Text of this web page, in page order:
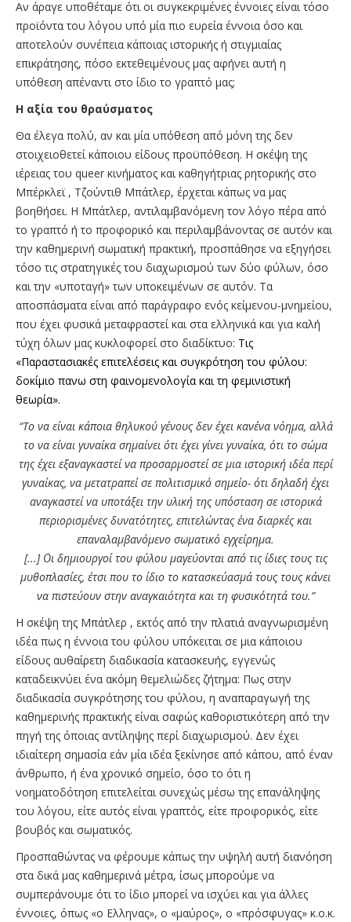
Αν άραγε υποθέταμε ότι οι συγκεκριμένες έννοιες είναι τόσο
προϊόντα του λόγου υπό μία πιο ευρεία έννοια όσο και
αποτελούν συνέπεια κάποιας ιστορικής ή στιγμιαίας
επικράτησης, πόσο εκτεθειμένους μας αφήνει αυτή η
υπόθεση απέναντι στο ίδιο το γραπτό μας;
Η αξία του θραύσματος
Θα έλεγα πολύ, αν και μία υπόθεση από μόνη της δεν
στοιχειοθετεί κάποιου είδους προϋπόθεση. Η σκέψη της
ιέρειας του queer κινήματος και καθηγήτριας ρητορικής στο
Μπέρκλεϊ , Τζούντιθ Μπάτλερ, έρχεται κάπως να μας
βοηθήσει. Η Μπάτλερ, αντιλαμβανόμενη τον λόγο πέρα από
το γραπτό ή το προφορικό και περιλαμβάνοντας σε αυτόν και
την καθημερινή σωματική πρακτική, προσπάθησε να εξηγήσει
τόσο τις στρατηγικές του διαχωρισμού των δύο φύλων, όσο
και την «υποταγή» των υποκειμένων σε αυτόν. Τα
αποσπάσματα είναι από παράγραφο ενός κείμενου-μνημείου,
που έχει φυσικά μεταφραστεί και στα ελληνικά και για καλή
τύχη όλων μας κυκλοφορεί στο διαδίκτυο: Τις
«Παραστασιακές επιτελέσεις και συγκρότηση του φύλου:
δοκίμιο πανω στη φαινομενολογία και τη φεμινιστική
θεωρία».
“Tο να είναι κάποια θηλυκού γένους δεν έχει κανένα νόημα, αλλά
το να είναι γυναίκα σημαίνει ότι έχει γίνει γυναίκα, ότι το σώμα
της έχει εξαναγκαστεί να προσαρμοστεί σε μια ιστορική ιδέα περί
γυναίκας, να μετατραπεί σε πολιτισμικό σημείο- ότι δηλαδή έχει
αναγκαστεί να υποτάξει την υλική της υπόσταση σε ιστορικά
περιορισμένες δυνατότητες, επιτελώντας ένα διαρκές και
επαναλαμβανόμενο σωματικό εγχείρημα.
[...] Οι δημιουργοί του φύλου μαγεύονται από τις ίδιες τους τις
μυθοπλασίες, έτσι που το ίδιο το κατασκεύασμά τους τους κάνει
να πιστεύουν στην αναγκαιότητα και τη φυσικότητά του.”
H σκέψη της Μπάτλερ , εκτός από την πλατιά αναγνωρισμένη
ιδέα πως η έννοια του φύλου υπόκειται σε μια κάποιου
είδους αυθαίρετη διαδικασία κατασκευής, εγγενώς
καταδεικνύει ένα ακόμη θεμελιώδες ζήτημα: Πως στην
διαδικασία συγκρότησης του φύλου, η αναπαραγωγή της
καθημερινής πρακτικής είναι σαφώς καθοριστικότερη από την
πηγή της όποιας αντίληψης περί διαχωρισμού. Δεν έχει
ιδιαίτερη σημασία εάν μία ιδέα ξεκίνησε από κάπου, από έναν
άνθρωπο, ή ένα χρονικό σημείο, όσο το ότι η
νοηματοδότηση επιτελείται συνεχώς μέσω της επανάληψης
του λόγου, είτε αυτός είναι γραπτός, είτε προφορικός, είτε
βουβός και σωματικός.
Προσπαθώντας να φέρουμε κάπως την υψηλή αυτή διανόηση
στα δικά μας καθημερινά μέτρα, ίσως μπορούμε να
συμπεράνουμε ότι το ίδιο μπορεί να ισχύει και για άλλες
έννοιες, όπως «ο Ελληνας», ο «μαύρος», ο «πρόσφυγας» κ.ο.κ.